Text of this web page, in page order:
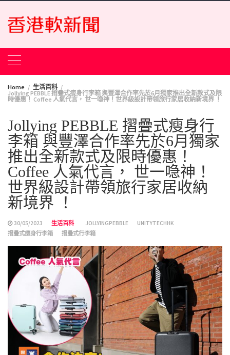
Skip
content
Home
生活百科
Jollying PEBBLE 摺疊式瘦身行李箱 與豐澤合作率先於6月獨家推出全新款式及限
時優惠！ Coffee 人氣代言， 世一喼神！世界級設計帶領旅行家居收納新境界 ！
Jollying PEBBLE 摺疊式瘦身行
李箱 與豐澤合作率先於6月獨家
推出全新款式及限時優惠！
Coffee 人氣代言， 世一喼神！
世界級設計帶領旅行家居收納
新境界 ！
30/05/2023 生活百科 JOLLYINGPEBBLE
UNITYTECHHK
摺疊式瘦身行李箱
摺疊式行李箱